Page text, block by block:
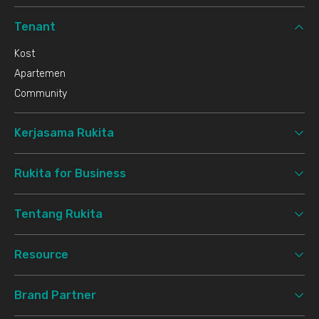
Tenant
Kost
Apartemen
Community
Kerjasama Rukita
Rukita for Business
Tentang Rukita
Resource
Brand Partner